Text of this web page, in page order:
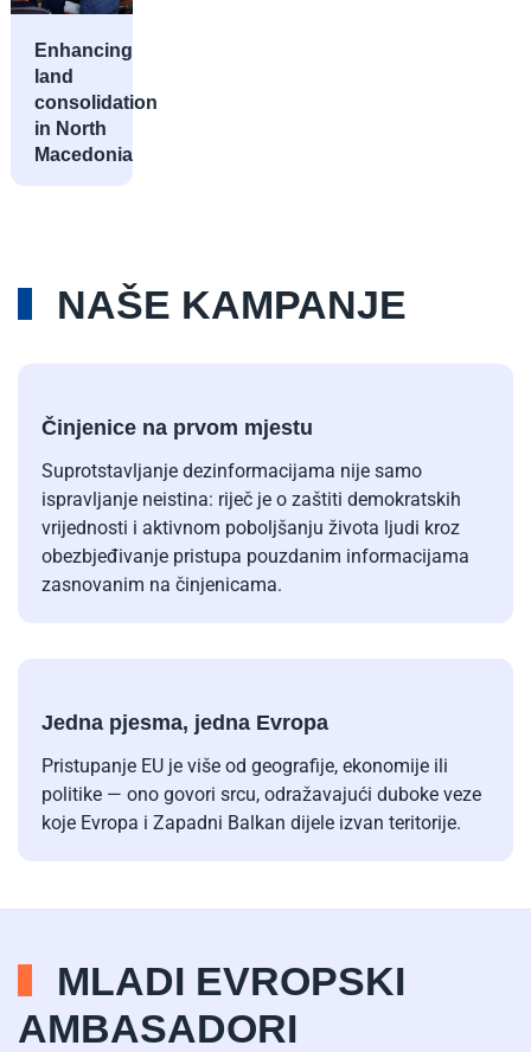
Enhancing
land
consolidation
in North
Macedonia
NAŠE KAMPANJE
Činjenice na prvom mjestu
Suprotstavljanje dezinformacijama nije samo
ispravljanje neistina: riječ je o zaštiti demokratskih
vrijednosti i aktivnom poboljšanju života ljudi kroz
obezbjeđivanje pristupa pouzdanim informacijama
zasnovanim na činjenicama.
Jedna pjesma, jedna Evropa
Pristupanje EU je više od geografije, ekonomije ili
politike — ono govori srcu, odražavajući duboke veze
koje Evropa i Zapadni Balkan dijele izvan teritorije.
MLADI EVROPSKI
AMBASADORI